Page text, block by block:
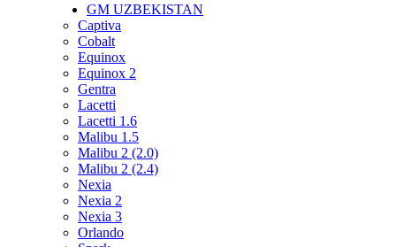
GM UZBEKISTAN
Captiva
Cobalt
Equinox
Equinox 2
Gentra
Lacetti
Lacetti 1.6
Malibu 1.5
Malibu 2 (2.0)
Malibu 2 (2.4)
Nexia
Nexia 2
Nexia 3
Orlando